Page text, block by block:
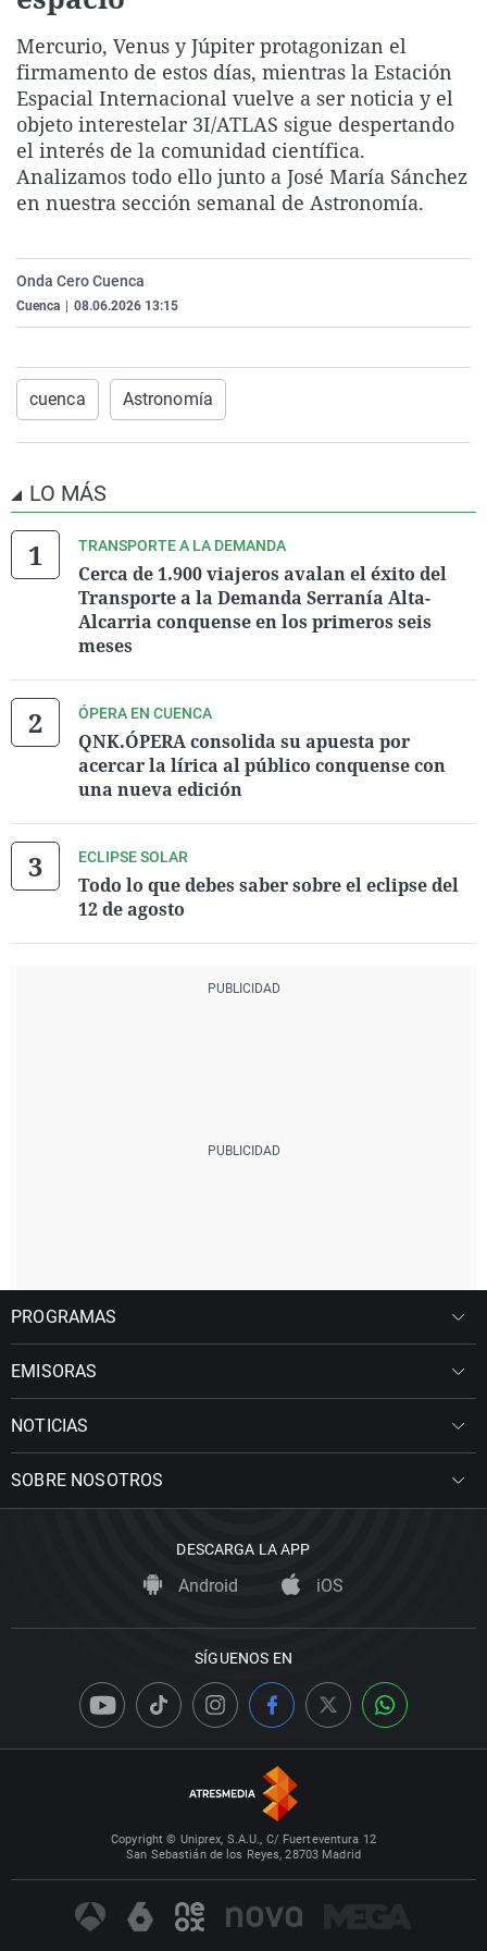
Gente viajera
Como el perro y el
Retornados
Equipo de
Operación Viuda
Galicia
La Rioja
Navarra
País Vasco
Televisión
Elecciones
Mercurio, Venus y Júpiter protagonizan el
firmamento de estos días, mientras la Estación
Espacial Internacional vuelve a ser noticia y el
objeto interestelar 3I/ATLAS sigue despertando
el interés de la comunidad científica.
Analizamos todo ello junto a José María Sánchez
en nuestra sección semanal de Astronomía.
Onda Cero Cuenca
Cuenca 08.06.2026 13:15
cuenca Astronomía
LO MÁS
TRANSPORTE A LA DEMANDA
Cerca de 1.900 viajeros avalan el éxito del
Transporte a la Demanda Serranía Alta-
Alcarria conquense en los primeros seis
meses
ÓPERA EN CUENCA
QNK.ÓPERA consolida su apuesta por
acercar la lírica al público conquense con
una nueva edición
ECLIPSE SOLAR
Todo lo que debes saber sobre el eclipse del
12 de agosto
PROGRAMAS
EMISORAS
NOTICIAS
SOBRE NOSOTROS
DESCARGA LA APP
Android iOS
SÍGUENOS EN
Copyright © Uniprex, S.A.U., C/ Fuerteventura 12
San Sebastián de los Reyes, 28703 Madrid